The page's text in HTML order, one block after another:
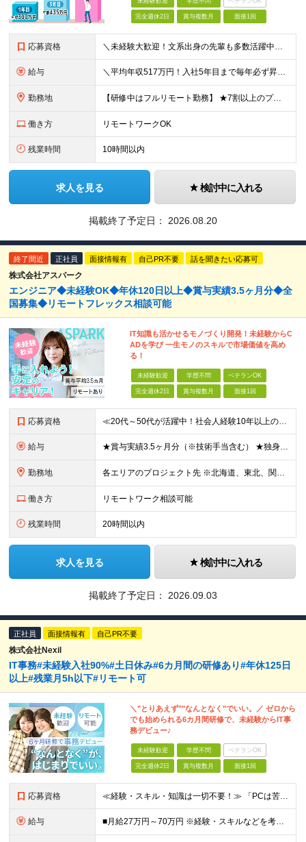
完全週休2日 賞与複数月 面接1回
応募資格 ＼未経験大歓迎！文系出身の先輩も多数活躍中／ ◆PCスキルに自信のない方も歓迎 ◆完全未経験OK ◆社会人デビューもOK ◆学歴不問 「働きながら少しずつ専門スキルを身につけたい」という意欲重視の採
給与 ＼平均年収517万円！入社5年目まで毎年必ず昇給／ ■賞与年3回 ■年収800万円以上も可 ■入社3年以上の平均年収469.2万円 月給23万2000円以上＋賞与年3回＋各種手当 ☆入社5年目まで最
勤務地 【研修中はフルリモート勤務】 ★7割以上のプロジェクトでリモートワークを導入 ★一都三県のプロジェクト先 ★転居を伴う転勤なし ＜プロジェクト先＞ 東京・神奈川・千葉・埼玉でのプロジェクト先にて勤務
働き方 リモートワークOK
残業時間 10時間以内
求人を見る 検討中に入れる
掲載終了予定日： 2026.08.20
終了間近 正社員 面接情報有 自己PR不要 話を聞きたい応募可
株式会社アスパーク
エンジニア◆未経験OK◆年休120日以上◆賞与実績3.5ヶ月分◆全
国募集◆リモートフレックス相談可能
IT知識も活かせるモノづくり開発！未経験からC
ADを学び 一生モノのスキルで市場価値を高め
る！
未経験歓迎 学歴不問 ベテランOK
完全週休2日 賞与複数月 面接1回
応募資格 ≪20代～50代が活躍中！社会人経験10年以上の方も歓迎≫ ◆学歴不問 ◆未経験・ブランクOK ≫モノづくりに関する何らかの経験をお持ちの方は優遇します！ ～こんな方が活躍できます！～ ◎専門的な
給与 ★賞与実績3.5ヶ月分（※技術手当含む） ★独身寮│寮費手当│引っ越し手当あり ★月給26万円も可能！ 【実務経験者】※前職の給与、経験、スキルをもとに決定 ・月給21万円～60万円＋時間外手当全
勤務地 各エリアのプロジェクト先 ※北海道、東北、関東、北信越、東海、関西、四国、中国、九州の各エリアから希望勤務地をお聞かせください。 ※転勤を伴わない エリア限定採用枠あり。U・Iターンも歓迎です！ ※プ
働き方 リモートワーク相談可能
残業時間 20時間以内
求人を見る 検討中に入れる
掲載終了予定日： 2026.09.03
正社員 面接情報有 自己PR不要
株式会社Nexil
IT事務#未経験入社90%#土日休み#6カ月間の研修あり#年休125日
以上#残業月5h以下#リモート可
＼"とりあえず""なんとなく"でいい。／ ゼロから
でも始められる6カ月間研修で、未経験からIT事
務デビュー♪
未経験歓迎 学歴不問 ベテランOK
完全週休2日 賞与複数月 面接1回
応募資格 ≪経験・スキル・知識は一切不要！≫ 「PCは苦手」「なんとなくIT」 ――そんな状態からのスタートで大丈夫です。 【応募条件】 ■業界・職種未経験OK ■第二新卒・既卒・フリーターの方も歓迎 ■学歴
給与 ■月給27万円～70万円 ※経験・スキルなどを考慮して決定します。 ※上記金額には固定残業代（月15時間相当分／26,300円～73,500円）を含みます。 超過分は別途支給します。 ★最大200万